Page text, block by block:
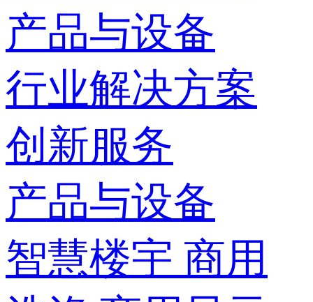
产品与设备
行业解决方案
创新服务
产品与设备
智慧楼宇 商用